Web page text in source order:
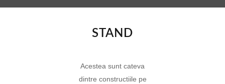
STAND
Acestea sunt cateva
dintre constructiile pe